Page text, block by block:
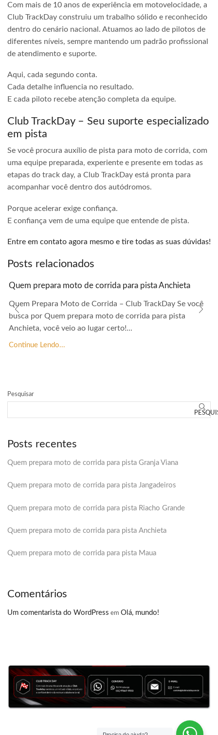
Com mais de 10 anos de experiência em motovelocidade, a
Club TrackDay construiu um trabalho sólido e reconhecido
dentro do cenário nacional. Atuamos ao lado de pilotos de
diferentes níveis, sempre mantendo um padrão profissional
de atendimento e suporte.
Aqui, cada segundo conta.
Cada detalhe influencia no resultado.
E cada piloto recebe atenção completa da equipe.
Club TrackDay – Seu suporte especializado
em pista
Se você procura auxílio de pista para moto de corrida, com
uma equipe preparada, experiente e presente em todas as
etapas do track day, a Club TrackDay está pronta para
acompanhar você dentro dos autódromos.
Porque acelerar exige confiança.
E confiança vem de uma equipe que entende de pista.
Entre em contato agora mesmo e tire todas as suas dúvidas!
Posts relacionados
Quem prepara moto de corrida para pista Anchieta
Quem Prepara Moto de Corrida – Club TrackDay Se você
busca por Quem prepara moto de corrida para pista
Anchieta, você veio ao lugar certo!...
Continue Lendo...
Pesquisar
Posts recentes
Quem prepara moto de corrida para pista Granja Viana
Quem prepara moto de corrida para pista Jangadeiros
Quem prepara moto de corrida para pista Riacho Grande
Quem prepara moto de corrida para pista Anchieta
Quem prepara moto de corrida para pista Maua
Comentários
Um comentarista do WordPress em Olá, mundo!